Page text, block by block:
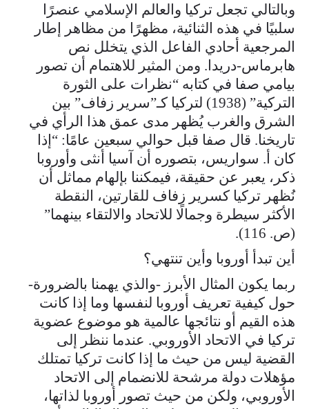
وبالتالي تجعل تركيا والعالم الإسلامي عنصرًا
سلبيًا في هذه الثنائية، مظهرًا من مظاهر إطار
المرجعية أحادي الفاعل الذي يتخلل نص
هابرماس-دريدا. ومن المثير للاهتمام أن تصور
بيامي صفا في كتابه “نظرات على الثورة
التركية” (1938) لتركيا كـ”سرير زفاف” بين
الشرق والغرب يُظهر مدى عمق هذا الرأي في
تاريخنا. قال صفا قبل حوالي سبعين عامًا: “إذا
كان أ. سواريس، بتصوره أن آسيا أنثى وأوروبا
ذكر، يعبر عن حقيقة، فيمكننا بإلهام مماثل أن
نُظهر تركيا كسرير زفاف للقارتين، النقطة
الأكثر سيطرة وجمالًا للاتحاد والالتقاء بينهما”
(ص. 116).
أين تبدأ أوروبا وأين تنتهي؟
ربما يكون المثال الأبرز -والذي يهمنا بالضرورة-
حول كيفية تعريف أوروبا لنفسها وما إذا كانت
هذه القيم أو نتائجها عالمية هو موضوع عضوية
تركيا في الاتحاد الأوروبي. عندما ننظر إلى
القضية ليس من حيث ما إذا كانت تركيا تمتلك
مؤهلات دولة مرشحة للانضمام إلى الاتحاد
الأوروبي، ولكن من حيث تصور أوروبا لذاتها،